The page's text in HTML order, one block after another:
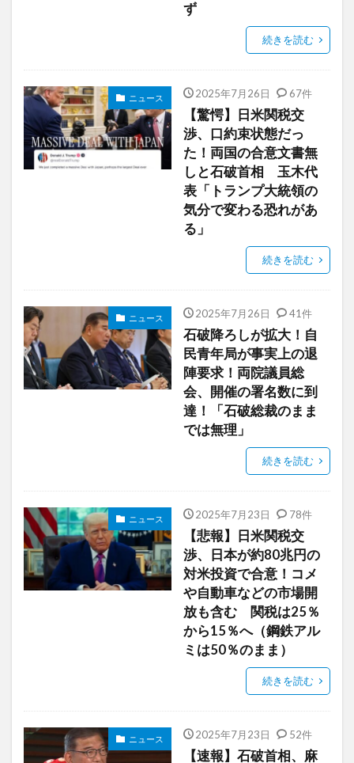
ず
続きを読む
ニュース 2025年7月26日 67件
【驚愕】日米関税交
渉、口約束状態だっ
た！両国の合意文書無
しと石破首相 玉木代
表「トランプ大統領の
気分で変わる恐れがあ
る」
続きを読む
ニュース 2025年7月26日 41件
石破降ろしが拡大！自
民青年局が事実上の退
陣要求！両院議員総
会、開催の署名数に到
達！「石破総裁のまま
では無理」
続きを読む
ニュース 2025年7月23日 78件
【悲報】日米関税交
渉、日本が約80兆円の
対米投資で合意！コメ
や自動車などの市場開
放も含む 関税は25％
から15％へ（鋼鉄アル
ミは50％のまま）
続きを読む
ニュース 2025年7月23日 52件
【速報】石破首相、麻